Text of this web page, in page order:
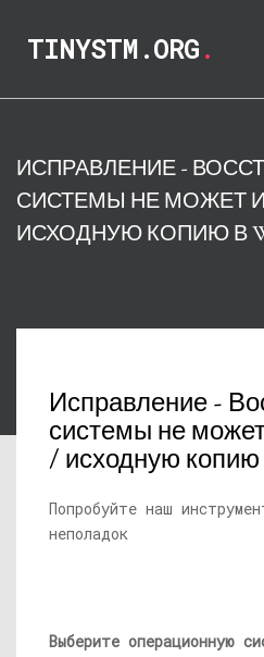
TINYSTM.ORG.
ИСПРАВЛЕНИЕ -
СИСТЕМЫ НЕ МОЖЕТ
ИСХОДНУЮ КОПИЮ В
Исправление -
системы не
/ исходную копию
Попробуйте наш
неполадок
Выберите операционную